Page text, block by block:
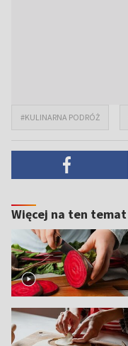
#KULINARNA PODRÓŻ
Więcej na ten temat